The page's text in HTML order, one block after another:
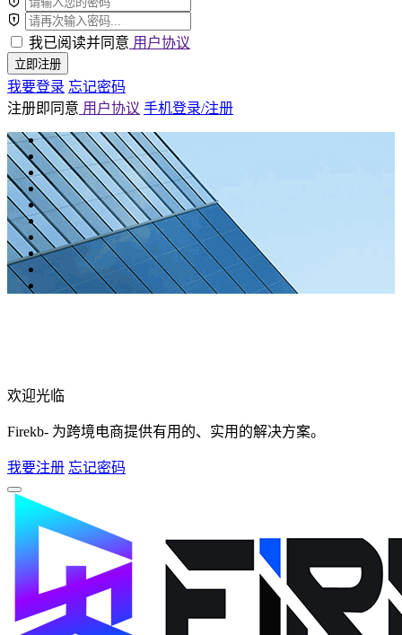
我已阅读并同意 用户协议
立即注册
我要登录 忘记密码
注册即同意 用户协议 手机登录/注册
欢迎光临
Firekb- 为跨境电商提供有用的、实用的解决方案。
我要注册 忘记密码